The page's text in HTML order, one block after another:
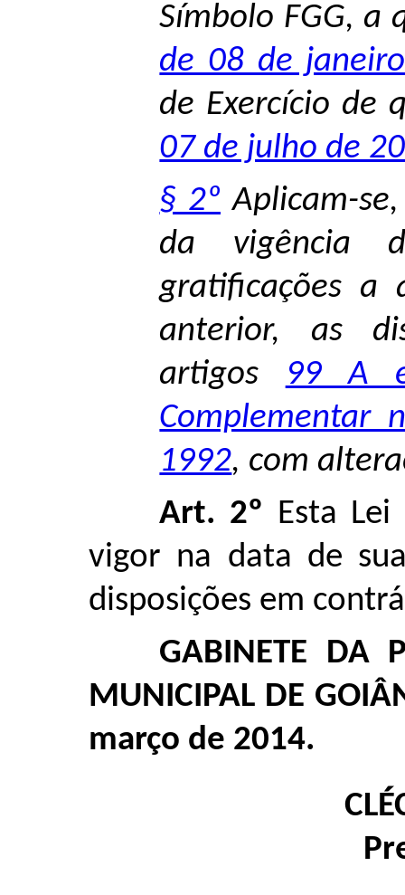
Símbolo FGG, a
de 08 de
de Exercício de
07 de julho de
§ 2º Aplicam-
da vigência
gratificações a
anterior, as
artigos
99 A
Complementar
1992, com
Art. 2º Esta
vigor na data de
disposições em
GABINETE DA
MUNICIPAL DE
março de 2014.